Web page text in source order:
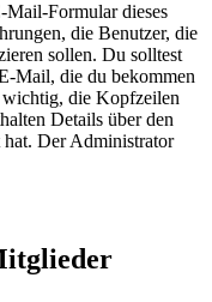
Mail-Formular dieses
die Benutzer, die
sollen. Du solltest
Mail, die du bekommen
wichtig, die Kopfzeilen
Details über den
Der Administrator